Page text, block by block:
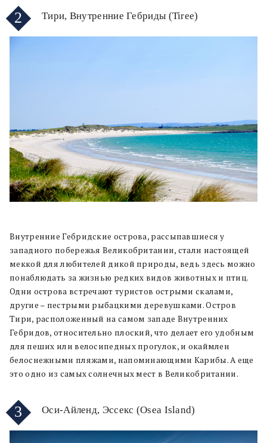
2 Тири, Внутренние Гебриды (Tiree)
Внутренние Гебридские острова, рассыпавшиеся у
западного побережья Великобритании, стали настоящей
меккой для любителей дикой природы, ведь здесь можно
понаблюдать за жизнью редких видов животных и птиц.
Одни острова встречают туристов острыми скалами,
другие – пестрыми рыбацкими деревушками. Остров
Тири, расположенный на самом западе Внутренних
Гебридов, относительно плоский, что делает его удобным
для пеших или велосипедных прогулок, и окаймлен
белоснежными пляжами, напоминающими Карибы. А еще
это одно из самых солнечных мест в Великобритании.
3 Оси-Айленд, Эссекс (Osea Island)